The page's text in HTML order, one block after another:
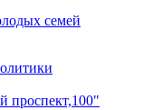
семей
проспект,100"